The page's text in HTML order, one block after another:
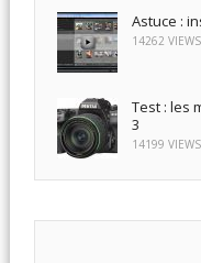
Astuce :
14262
Test : les
3
14199